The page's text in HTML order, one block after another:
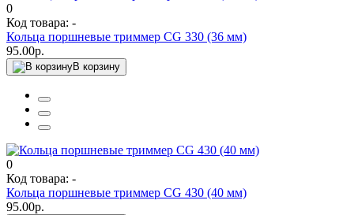
0
Код товара: -
Кольца поршневые триммер CG 330 (36 мм)
95.00р.
В корзину
0
Код товара: -
Кольца поршневые триммер CG 430 (40 мм)
95.00р.